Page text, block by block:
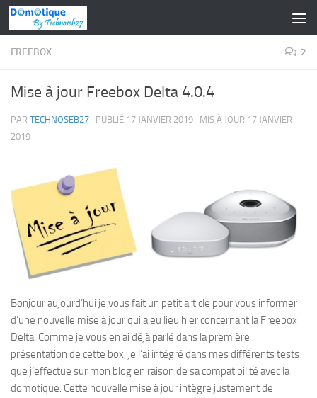
Skip to content
FREEBOX 2
Mise à jour Freebox Delta 4.0.4
PAR TECHNOSEB27 · PUBLIÉ 17 JANVIER 2019 · MIS À JOUR 17 JANVIER
2019
Bonjour aujourd’hui je vous fait un petit article pour vous informer
d’une nouvelle mise à jour qui a eu lieu hier concernant la Freebox
Delta. Comme je vous en ai déjà parlé dans la première
présentation de cette box, je l’ai intégré dans mes différents tests
que j’effectue sur mon blog en raison de sa compatibilité avec la
domotique. Cette nouvelle mise à jour intègre justement de